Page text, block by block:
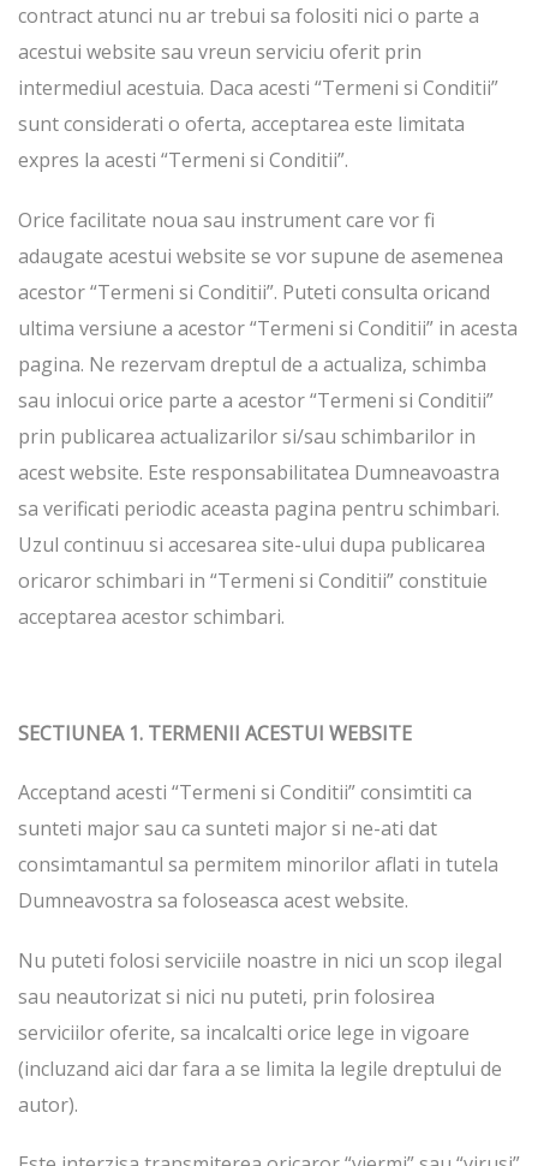
contract atunci nu ar trebui sa folositi nici o parte a
acestui website sau vreun serviciu oferit prin
intermediul acestuia. Daca acesti “Termeni si Conditii”
sunt considerati o oferta, acceptarea este limitata
expres la acesti “Termeni si Conditii”.
Orice facilitate noua sau instrument care vor fi
adaugate acestui website se vor supune de asemenea
acestor “Termeni si Conditii”. Puteti consulta oricand
ultima versiune a acestor “Termeni si Conditii” in acesta
pagina. Ne rezervam dreptul de a actualiza, schimba
sau inlocui orice parte a acestor “Termeni si Conditii”
prin publicarea actualizarilor si/sau schimbarilor in
acest website. Este responsabilitatea Dumneavoastra
sa verificati periodic aceasta pagina pentru schimbari.
Uzul continuu si accesarea site-ului dupa publicarea
oricaror schimbari in “Termeni si Conditii” constituie
acceptarea acestor schimbari.
SECTIUNEA 1. TERMENII ACESTUI WEBSITE
Acceptand acesti “Termeni si Conditii” consimtiti ca
sunteti major sau ca sunteti major si ne-ati dat
consimtamantul sa permitem minorilor aflati in tutela
Dumneavostra sa foloseasca acest website.
Nu puteti folosi serviciile noastre in nici un scop ilegal
sau neautorizat si nici nu puteti, prin folosirea
serviciilor oferite, sa incalcalti orice lege in vigoare
(incluzand aici dar fara a se limita la legile dreptului de
autor).